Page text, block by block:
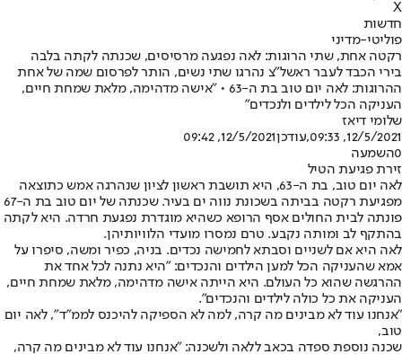
X
חדשות
פוליטי-מדיני
רקטה אחת, שתי הרוגות: לאה נפגעה מרסיסים, שכנתה לקתה בלבה
בירי הכבד לעבר ראשל"צ נהרגו שתי נשים, הותר לפרסום שמה של אחת
ההרוגות: לאה יום טוב בת ה-63 • "אישה מדהימה, מלאת שמחת חיים,
העניקה הכל לילדים ולנכדים"
שלומי דיאז
12/5/2021, 09:33
,עודכן12/5/2021, 09:42
0השמעה
זירת פגיעת הטיל
לאה יום טוב, בת ה-63, היא תושבת ראשון לציון שנהרגה אמש כתוצאה
מפגיעת רקטה בביתה בשכונת נווה ים בעיר. שכנתה של יום טוב בת ה-67
פונתה לבית החולים אסף הרופא כשהיא מוגדרת נפגעת חרדה. היא לקתה
בהתקף לב ומותה נקבע. טרם נמסרו מועדי הלוויותיהן.
לאה היא אם לשניים וסבתא לחמישה נכדים. בניה, כפיר ומשה, סיפרו על
אמא שהעניקה הכל למען הילדים והנכדים: "היא נתנה לכל אחד את
ההרגשה שהוא כל העולם. היא הייתה אישה מדהימה, מלאת שמחת חיים,
העניקה את כל כולה לילדים והנכדים".
"אנחנו עוד לא מבינים מה קרה, למה לא הספיקה להיכנס לממ"ד", לאה יום
טוב,
שכנה נוספת ספדה בכאב ללאה ולשכנה: "אנחנו עוד לא מבינים מה קרה,